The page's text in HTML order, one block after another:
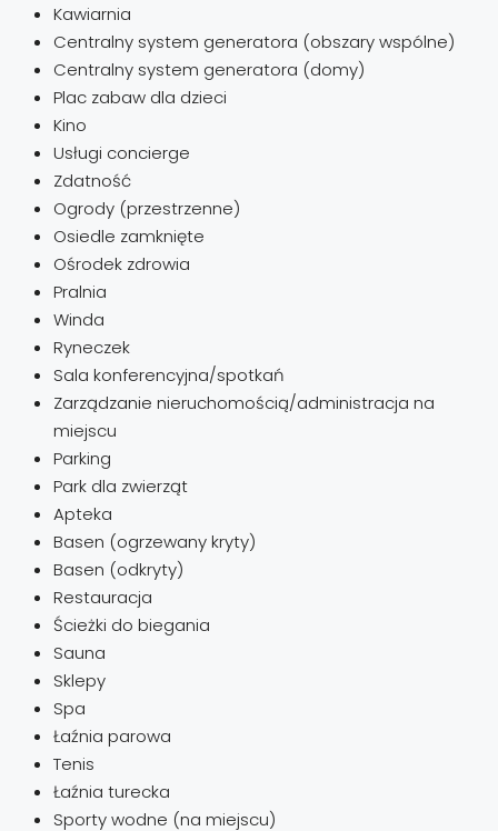
Kawiarnia
Centralny system generatora (obszary wspólne)
Centralny system generatora (domy)
Plac zabaw dla dzieci
Kino
Usługi concierge
Zdatność
Ogrody (przestrzenne)
Osiedle zamknięte
Ośrodek zdrowia
Pralnia
Winda
Ryneczek
Sala konferencyjna/spotkań
Zarządzanie nieruchomością/administracja na
miejscu
Parking
Park dla zwierząt
Apteka
Basen (ogrzewany kryty)
Basen (odkryty)
Restauracja
Ścieżki do biegania
Sauna
Sklepy
Spa
Łaźnia parowa
Tenis
Łaźnia turecka
Sporty wodne (na miejscu)